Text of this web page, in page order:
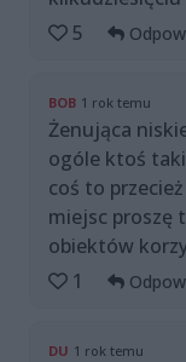
5
BOB 1 rok temu
Żenująca
ogóle ktoś taki
coś to
miejsc proszę
obiektów
1
DU 1 rok temu